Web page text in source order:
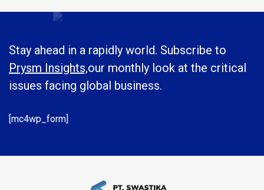
Stay ahead in a rapidly world. Subscribe to
Prysm Insights,our monthly look at the critical
issues facing global business.
[mc4wp_form]